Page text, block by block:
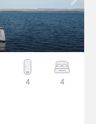
4 4